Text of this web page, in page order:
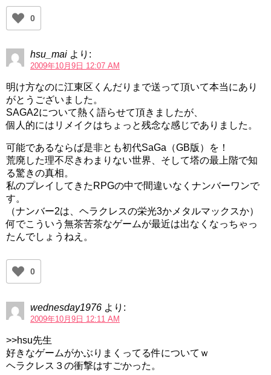
0
hsu_mai より:
2009年10月9日 12:07 AM
明け方なのに江東区くんだりまで送って頂いて本当にあり
がとうございました。
SAGA2について熱く語らせて頂きましたが、
個人的にはリメイクはちょっと残念な感じでありました。
可能であるならば是非とも初代SaGa（GB版）を！
荒廃した理不尽きわまりない世界、そして塔の最上階で知
る驚きの真相。
私のプレイしてきたRPGの中で間違いなくナンバーワンで
す。
（ナンバー2は、ヘラクレスの栄光3かメタルマックスか）
何でこういう無茶苦茶なゲームが最近は出なくなっちゃっ
たんでしょうねえ。
0
wednesday1976 より:
2009年10月9日 12:11 AM
>>hsu先生
好きなゲームがかぶりまくってる件についてｗ
ヘラクレス３の衝撃はすごかった。